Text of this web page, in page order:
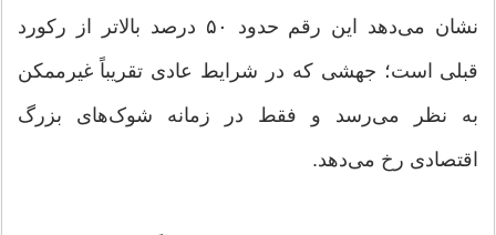
نشان می‌دهد این رقم حدود ۵۰ درصد بالاتر از رکورد
قبلی است؛ جهشی که در شرایط عادی تقریباً غیرممکن
به نظر می‌رسد و فقط در زمانه شوک‌های بزرگ
اقتصادی رخ می‌دهد.